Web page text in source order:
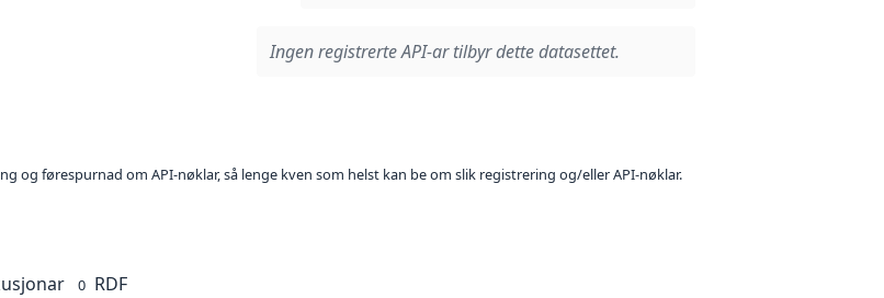
Ingen registrerte API-ar tilbyr dette datasettet.
og førespurnad om API-nøklar, så lenge kven som helst kan be om slik registrering og/eller API-nøklar.
0 RDF